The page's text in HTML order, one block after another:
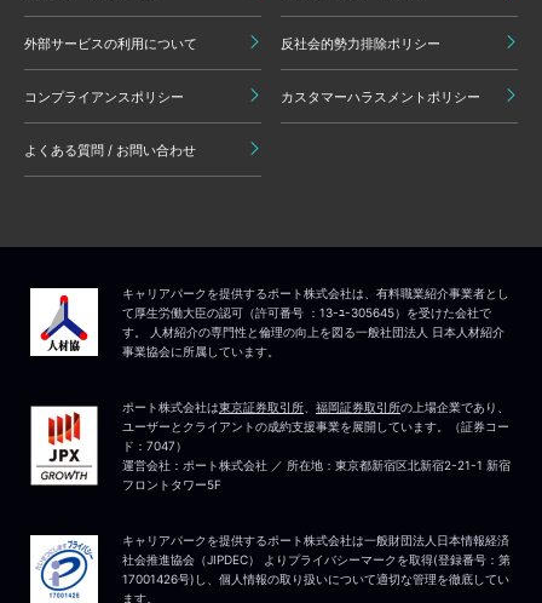
外部サービスの利用について 反社会的勢力排除ポリシー
コンプライアンスポリシー カスタマーハラスメントポリシー
よくある質問 / お問い合わせ